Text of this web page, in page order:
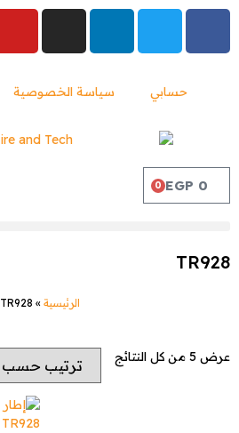
حسابي سياسة الخصوصية
EGP 0
0
TR928
الرئيسية »
TR928
عرض ⁦5⁩ من كل النتائج